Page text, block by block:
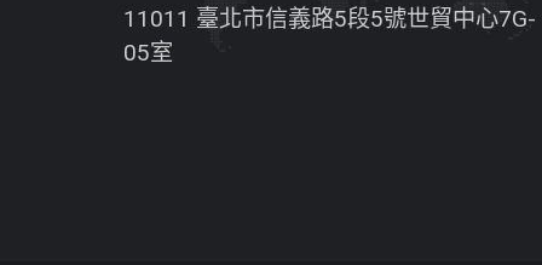
11011 臺北市信義路5段5號世貿中心7G-
05室